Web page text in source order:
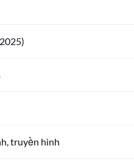
truyền hình